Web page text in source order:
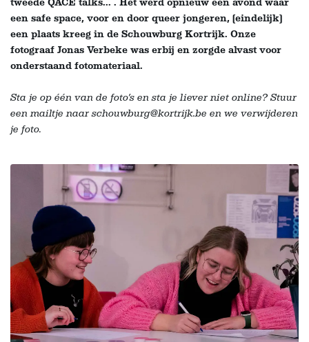
tweede QACE talks... . Het werd opnieuw een avond waar
een safe space, voor en door queer jongeren, (eindelijk)
een plaats kreeg in de Schouwburg Kortrijk. Onze
fotograaf Jonas Verbeke was erbij en zorgde alvast voor
onderstaand fotomateriaal.
Sta je op één van de foto’s en sta je liever niet online? Stuur
een mailtje naar schouwburg@kortrijk.be en we verwijderen
je foto.